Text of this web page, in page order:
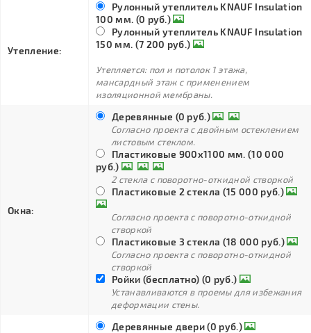
Утепление:
Рулонный утеплитель KNAUF Insulation
100 мм. (0 руб.)
Рулонный утеплитель KNAUF Insulation
150 мм. (7 200 руб.)
Утепляется: пол и потолок 1 этажа,
мансардный этаж с применением
изоляционной мембраны.
Окна:
Деревянные (0 руб.)
Согласно проекта с двойным остеклением
листовым стеклом.
Пластиковые 900х1100 мм. (10 000
руб.)
2 стекла с поворотно-откидной створкой
Пластиковые 2 стекла (15 000 руб.)
Согласно проекта с поворотно-откидной
створкой
Пластиковые 3 стекла (18 000 руб.)
Согласно проекта с поворотно-откидной
створкой
Ройки (бесплатно) (0 руб.)
Устанавливаются в проемы для избежания
деформации стены.
Деревянные двери (0 руб.)